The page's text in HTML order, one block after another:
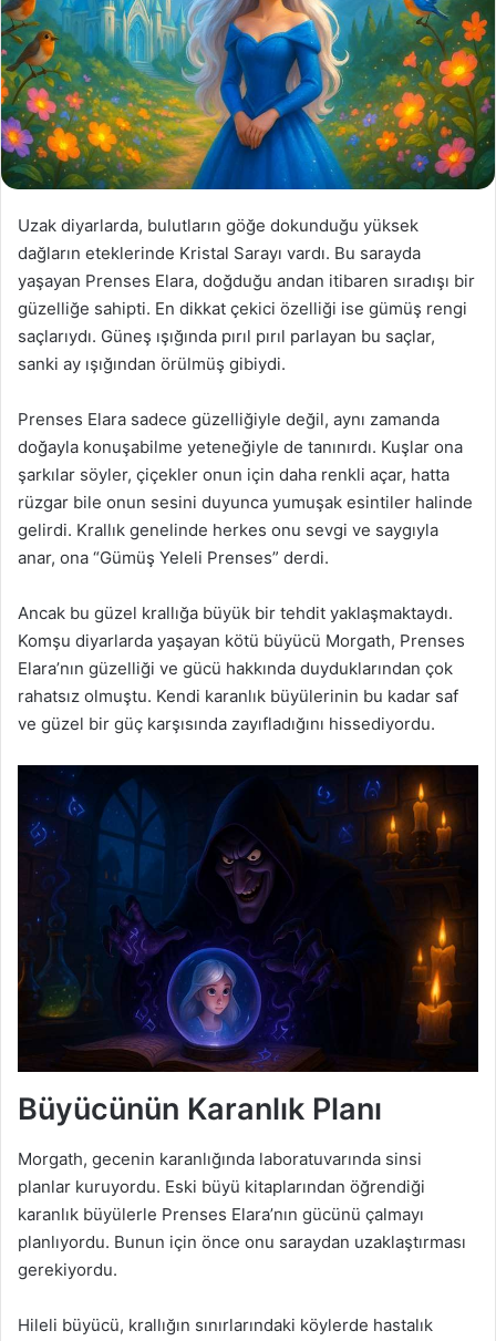
Uzak diyarlarda, bulutların göğe dokunduğu yüksek
dağların eteklerinde Kristal Sarayı vardı. Bu sarayda
yaşayan Prenses Elara, doğduğu andan itibaren sıradışı bir
güzelliğe sahipti. En dikkat çekici özelliği ise gümüş rengi
saçlarıydı. Güneş ışığında pırıl pırıl parlayan bu saçlar,
sanki ay ışığından örülmüş gibiydi.
Prenses Elara sadece güzelliğiyle değil, aynı zamanda
doğayla konuşabilme yeteneğiyle de tanınırdı. Kuşlar ona
şarkılar söyler, çiçekler onun için daha renkli açar, hatta
rüzgar bile onun sesini duyunca yumuşak esintiler halinde
gelirdi. Krallık genelinde herkes onu sevgi ve saygıyla
anar, ona “Gümüş Yeleli Prenses” derdi.
Ancak bu güzel krallığa büyük bir tehdit yaklaşmaktaydı.
Komşu diyarlarda yaşayan kötü büyücü Morgath, Prenses
Elara’nın güzelliği ve gücü hakkında duyduklarından çok
rahatsız olmuştu. Kendi karanlık büyülerinin bu kadar saf
ve güzel bir güç karşısında zayıfladığını hissediyordu.
Büyücünün Karanlık Planı
Morgath, gecenin karanlığında laboratuvarında sinsi
planlar kuruyordu. Eski büyü kitaplarından öğrendiği
karanlık büyülerle Prenses Elara’nın gücünü çalmayı
planlıyordu. Bunun için önce onu saraydan uzaklaştırması
gerekiyordu.
Hileli büyücü, krallığın sınırlarındaki köylerde hastalık